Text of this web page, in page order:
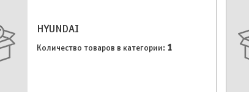
HYUNDAI
Количество товаров в категории: 1